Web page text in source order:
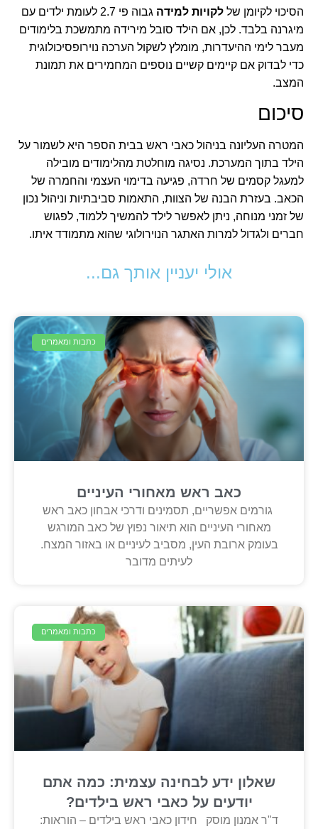
הסיכוי לקיומן של לקויות למידה
גבוה פי 2.7 לעומת ילדים עם
מיגרנה בלבד. לכן, אם הילד סובל מירידה מתמשכת בלימודים
מעבר לימי ההיעדרות, מומלץ לשקול הערכה נוירופסיכולוגית
כדי לבדוק אם קיימים קשיים נוספים המחמירים את תמונת
המצב.
סיכום
המטרה העליונה בניהול כאבי ראש בבית הספר היא לשמור על
הילד בתוך המערכת. נסיגה מוחלטת מהלימודים מובילה
למעגל קסמים של חרדה, פגיעה בדימוי העצמי והחמרה של
הכאב. בעזרת הבנה של הצוות, התאמות סביבתיות וניהול נכון
של זמני מנוחה, ניתן לאפשר לילד להמשיך ללמוד, לפגוש
חברים ולגדול למרות האתגר הנוירולוגי שהוא מתמודד איתו.
אולי יעניין אותך גם...
כתבות ומאמרים
כאב ראש מאחורי העיניים
גורמים אפשריים, תסמינים ודרכי אבחון כאב ראש
מאחורי העיניים הוא תיאור נפוץ של כאב המורגש
בעומק ארובת העין, מסביב לעיניים או באזור המצח.
לעיתים מדובר
כתבות ומאמרים
שאלון ידע לבחינה עצמית: כמה אתם
יודעים על כאבי ראש בילדים?
ד"ר אמנון מוסק חידון כאבי ראש בילדים – הוראות: